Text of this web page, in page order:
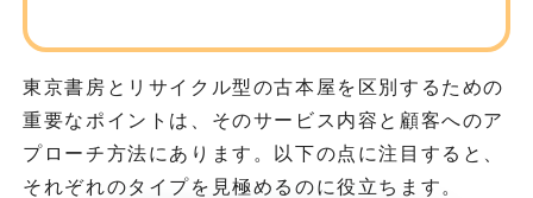
東京書房とリサイクル型の古本屋を区別するための
重要なポイントは、そのサービス内容と顧客へのア
プローチ方法にあります。以下の点に注目すると、
それぞれのタイプを見極めるのに役立ちます。